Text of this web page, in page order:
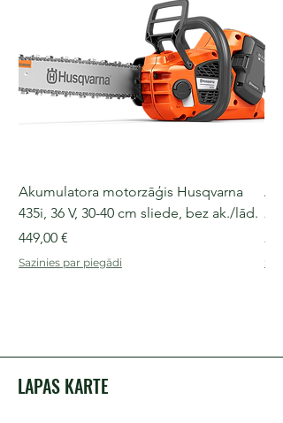
Akumulatora motorzāģis Husqvarna
435i, 36 V, 30-40 cm sliede, bez ak./lād.
Cena
449,00 €
Sazinies par piegādi
LAPAS KARTE